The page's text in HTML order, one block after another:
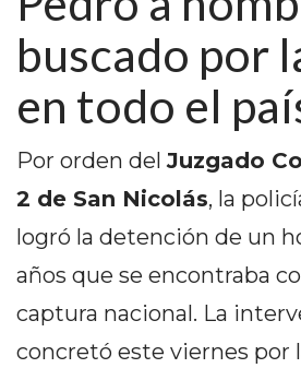
PEDIDOS POR WHATSAPP
TIENDA ONLINE GRATIS
EN ARGENTINA:
CHANGUITO.COM.AR VS
OTRAS PLATAFORMAS DE
VENTA POR WHATSAPP
CÓMO RECIBIR PEDIDOS
DE COMIDA POR
buscado por
en todo el
Por orden delJuzgado
2 de San Nicolás, la
logró la detención de un
años que se encontraba
captura nacional. La
concretó este viernes por